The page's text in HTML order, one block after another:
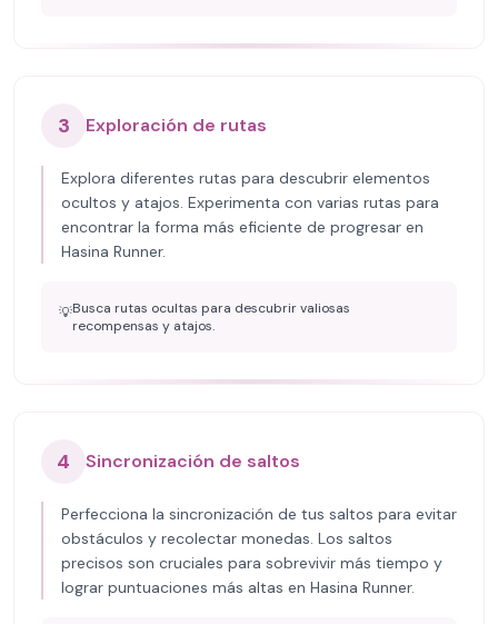
3 Exploración de rutas
Explora diferentes rutas para descubrir elementos
ocultos y atajos. Experimenta con varias rutas para
encontrar la forma más eficiente de progresar en
Hasina Runner.
💡Busca rutas ocultas para descubrir valiosas
recompensas y atajos.
4 Sincronización de saltos
Perfecciona la sincronización de tus saltos para evitar
obstáculos y recolectar monedas. Los saltos
precisos son cruciales para sobrevivir más tiempo y
lograr puntuaciones más altas en Hasina Runner.